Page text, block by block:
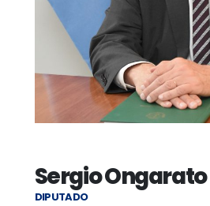
Sergio Ongarato
DIPUTADO